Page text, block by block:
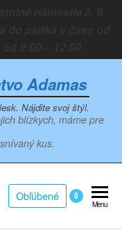
Adamas
Nájdite svoj štýl.
blízkych, máme pre
kus.
0
Obľúbené
Menu